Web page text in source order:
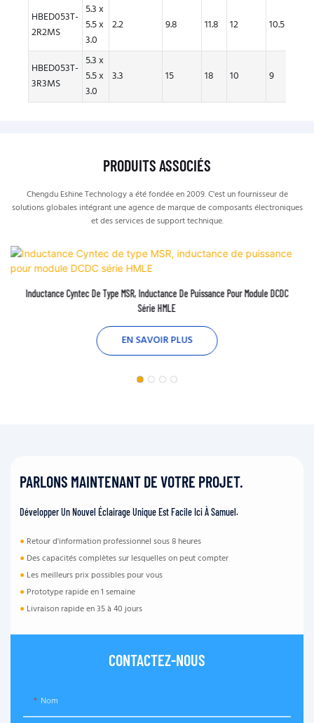
HBED053T-
2R2MS
5.3 x
5.5 x
3.0
2.2 9.8 11.8 12 10.5
HBED053T-
3R3MS
5.3 x
5.5 x
3.0
3.3 15 18 10 9
PRODUITS ASSOCIÉS
Chengdu Eshine Technology a été fondée en 2009. C'est un fournisseur de
solutions globales intégrant une agence de marque de composants électroniques
et des services de support technique.
Inductance Cyntec De Type MSR, Inductance De Puissance Pour Module DCDC
Série HMLE
EN SAVOIR PLUS
PARLONS MAINTENANT DE VOTRE PROJET.
Développer Un Nouvel Éclairage Unique Est Facile Ici À Samuel.
● Retour d'information professionnel sous 8 heures
● Des capacités complètes sur lesquelles on peut compter
● Les meilleurs prix possibles pour vous
● Prototype rapide en 1 semaine
● Livraison rapide en 35 à 40 jours
CONTACTEZ-NOUS
Nom